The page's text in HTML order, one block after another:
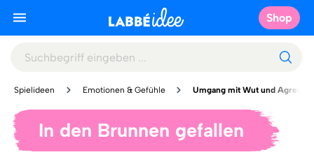
Shop
Spielideen Emotionen & Gefühle Umgang mit Wut und
In den Brunnen gefallen